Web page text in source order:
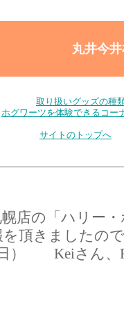
丸井今
取り扱いグッズの種
ホグワーツを体験できるコー
サイトのトップへ
店の「ハリー
頂きましたの
日） Keiさん、